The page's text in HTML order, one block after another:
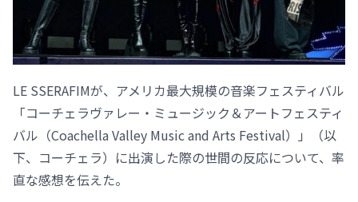
LE SSERAFIMが、アメリカ最大規模の音楽フェスティバル
「コーチェラヴァレー・ミュージック＆アートフェスティ
バル（Coachella Valley Music and Arts Festival）」（以
下、コーチェラ）に出演した際の世間の反応について、率
直な感想を伝えた。